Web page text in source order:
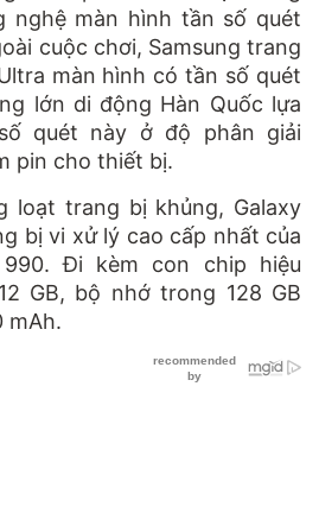
nghệ màn hình tần số quét
cuộc chơi, Samsung trang
màn hình có tần số quét
lớn di động Hàn Quốc lựa
quét này ở độ phân giải
pin cho thiết bị.
loạt trang bị khủng, Galaxy
bị vi xử lý cao cấp nhất của
990. Đi kèm con chip hiệu
GB, bộ nhớ trong 128 GB
mAh.